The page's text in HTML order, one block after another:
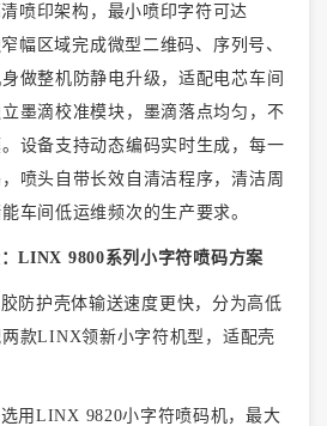
喷印架构，最小喷印字符可达
幅区域完成微型二维码、序列号、
做整机防静电升级，适配电芯车间
墨滴校准模块，墨滴落点均匀，不
设备支持动态编码实时生成，每一
喷头自带长效自清洁程序，清洁周
车间低运维频次的生产要求。
LINX 9800系列小字符喷码方案
防护壳体输送速度更快，分为高低
款LINX领新小字符机型，适配壳
用 LINX 9820小字符喷码机，最大